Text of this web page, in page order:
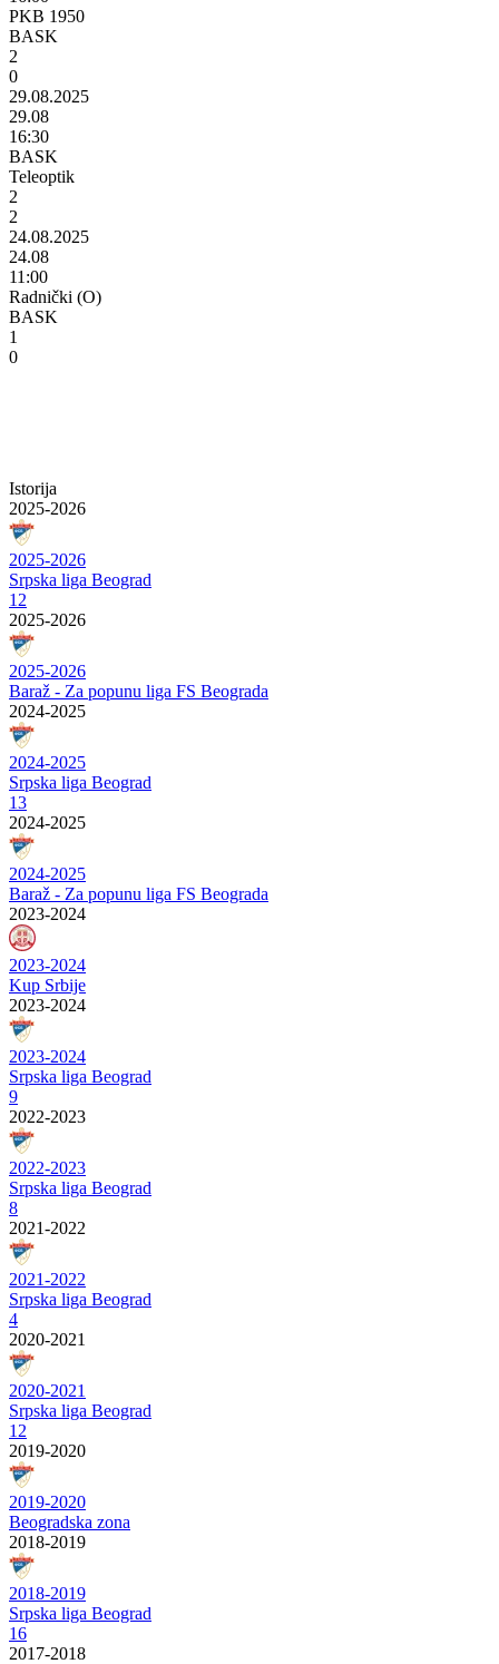
PKB 1950
BASK
2
0
29.08.2025
29.08
16:30
BASK
Teleoptik
2
2
24.08.2025
24.08
11:00
Radnički (O)
BASK
1
0
Istorija
2025-2026
2025-2026
Srpska liga Beograd
12
2025-2026
2025-2026
Baraž - Za popunu liga FS Beograda
2024-2025
2024-2025
Srpska liga Beograd
13
2024-2025
2024-2025
Baraž - Za popunu liga FS Beograda
2023-2024
2023-2024
Kup Srbije
2023-2024
2023-2024
Srpska liga Beograd
9
2022-2023
2022-2023
Srpska liga Beograd
8
2021-2022
2021-2022
Srpska liga Beograd
4
2020-2021
2020-2021
Srpska liga Beograd
12
2019-2020
2019-2020
Beogradska zona
2018-2019
2018-2019
Srpska liga Beograd
16
2017-2018